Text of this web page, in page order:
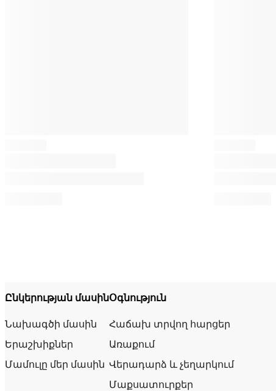
Ընկերության մասին
Նախագծի մասին
Երաշխիքներ
Մամուլը մեր մասին
Օգնություն
Հաճախ տրվող հարցեր
Առաքում
Վերադարձ և չեղարկում
Մաքսատուրքեր